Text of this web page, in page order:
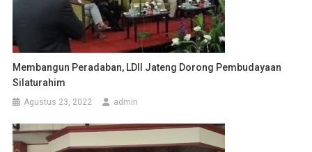
Membangun Peradaban, LDII Jateng Dorong Pembudayaan
Silaturahim
Agustus 23, 2022 admin